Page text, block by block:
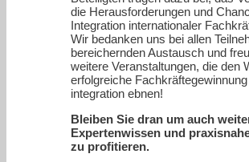
die Herausforderungen und
Integration internationaler
Wir bedanken uns bei allen
bereichernden Austausch und
weitere Veranstaltungen, die den
erfolgreiche
integration ebnen!
Bleiben Sie dran um auch
Expertenwissen und
zu profitieren.